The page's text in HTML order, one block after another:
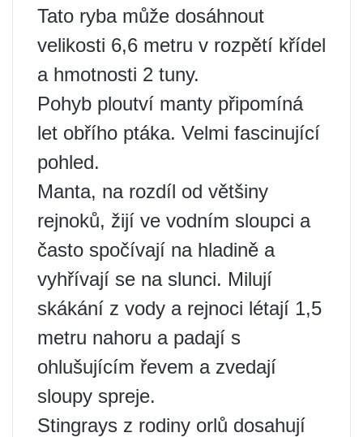
Tato ryba může dosáhnout
velikosti 6,6 metru v rozpětí křídel
a hmotnosti 2 tuny.
Pohyb ploutví manty připomíná
let obřího ptáka. Velmi fascinující
pohled.
Manta, na rozdíl od většiny
rejnoků, žijí ve vodním sloupci a
často spočívají na hladině a
vyhřívají se na slunci. Milují
skákání z vody a rejnoci létají 1,5
metru nahoru a padají s
ohlušujícím řevem a zvedají
sloupy spreje.
Stingrays z rodiny orlů dosahují